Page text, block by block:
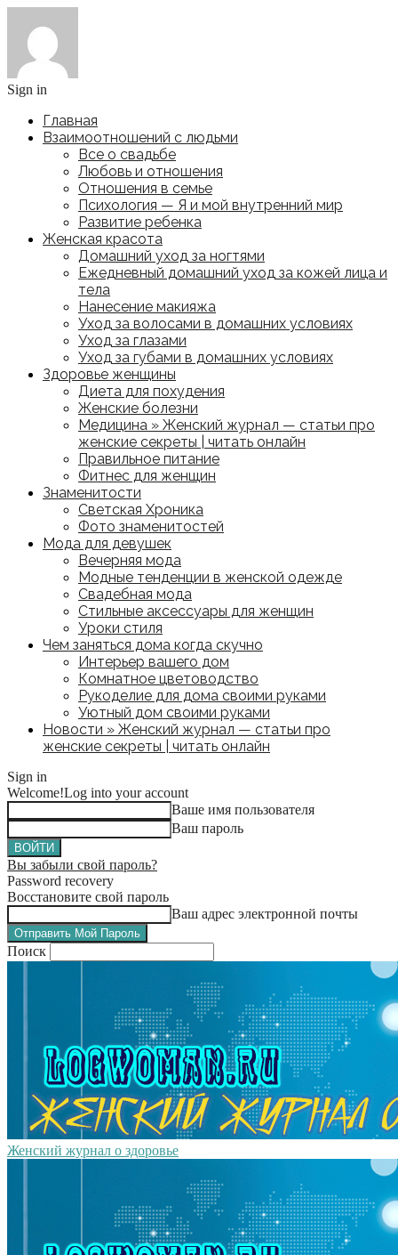
Sign in
Главная
Взаимоотношений с людьми
Все о свадьбе
Любовь и отношения
Отношения в семье
Психология — Я и мой внутренний мир
Развитие ребенка
Женская красота
Домашний уход за ногтями
Ежедневный домашний уход за кожей лица и
тела
Нанесение макияжа
Уход за волосами в домашних условиях
Уход за глазами
Уход за губами в домашних условиях
Здоровье женщины
Диета для похудения
Женские болезни
Медицина » Женский журнал — статьи про
женские секреты | читать онлайн
Правильное питание
Фитнес для женщин
Знаменитости
Светская Хроника
Фото знаменитостей
Мода для девушек
Вечерняя мода
Модные тенденции в женской одежде
Свадебная мода
Стильные аксессуары для женщин
Уроки стиля
Чем заняться дома когда скучно
Интерьер вашего дом
Комнатное цветоводство
Рукоделие для дома своими руками
Уютный дом своими руками
Новости » Женский журнал — статьи про
женские секреты | читать онлайн
Sign in
Welcome!Log into your account
Ваше имя пользователя
Ваш пароль
Вы забыли свой пароль?
Password recovery
Восстановите свой пароль
Ваш адрес электронной почты
Поиск
Женский журнал о здоровье